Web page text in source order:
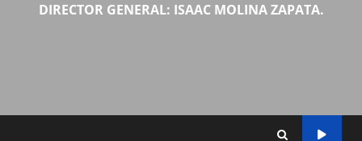
DIRECTOR GENERAL: ISAAC MOLINA ZAPATA.